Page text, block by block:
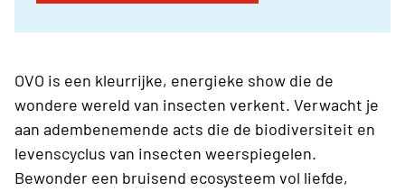
OVO is een kleurrijke, energieke show die de
wondere wereld van insecten verkent. Verwacht je
aan adembenemende acts die de biodiversiteit en
levenscyclus van insecten weerspiegelen.
Bewonder een bruisend ecosysteem vol liefde,